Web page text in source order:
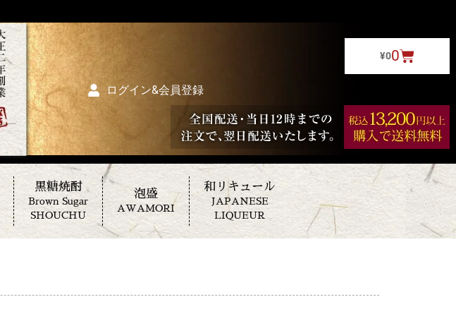
¥00
ログイン&会員登録
黒糖焼酎
Brown Sugar
SHOUCHU
泡盛
AWAMORI
和リキュール
JAPANESE
LIQUEUR